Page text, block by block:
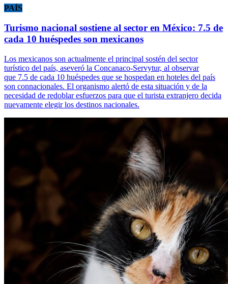
PAÍS
Turismo nacional sostiene al sector en México: 7.5 de
cada 10 huéspedes son mexicanos
Los mexicanos son actualmente el principal sostén del sector
turístico del país, aseveró la Concanaco-Servytur, al observar
que 7.5 de cada 10 huéspedes que se hospedan en hoteles del país
son connacionales. El organismo alertó de esta situación y de la
necesidad de redoblar esfuerzos para que el turista extranjero decida
nuevamente elegir los destinos nacionales.